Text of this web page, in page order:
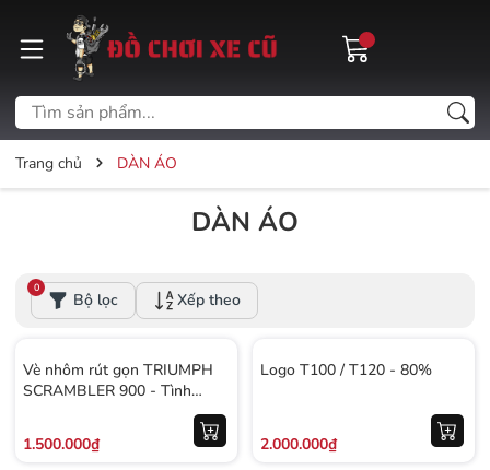
Trang chủ DÀN ÁO
DÀN ÁO
Bộ lọc
0
Xếp theo
Vè nhôm rút gọn TRIUMPH
SCRAMBLER 900 - Tình
1.500.000₫
Logo T100 / T120 - 80%
2.000.000₫